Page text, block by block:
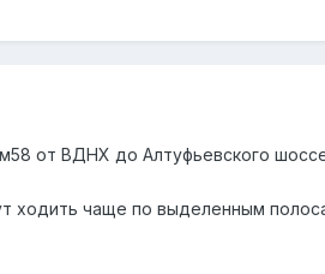
от ВДНХ до Алтуфьевского
чаще по выделенным